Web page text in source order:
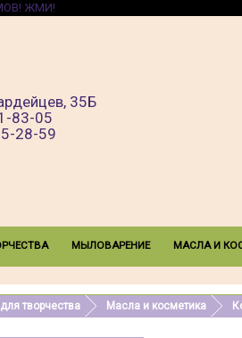
МЫЛОВАРЕНИЕ МАСЛА И
35Б
83-05
28-59
творчества Масла и косметика